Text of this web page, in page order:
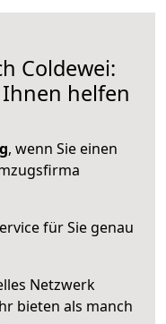
Coldewei:
helfen
, wenn Sie einen
für Sie genau
Netzwerk
bieten als manch